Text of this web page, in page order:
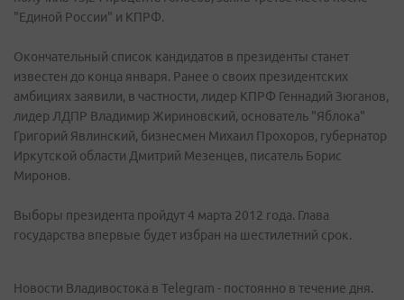
"Единой России" и КПРФ.
Окончательный список кандидатов в президенты станет
известен до конца января. Ранее о своих президентских
амбициях заявили, в частности, лидер КПРФ Геннадий Зюганов,
лидер ЛДПР Владимир Жириновский, основатель "Яблока"
Григорий Явлинский, бизнесмен Михаил Прохоров, губернатор
Иркутской области Дмитрий Мезенцев, писатель Борис
Миронов.
Выборы президента пройдут 4 марта 2012 года. Глава
государства впервые будет избран на шестилетний срок.
Новости Владивостока в Telegram - постоянно в течение дня.